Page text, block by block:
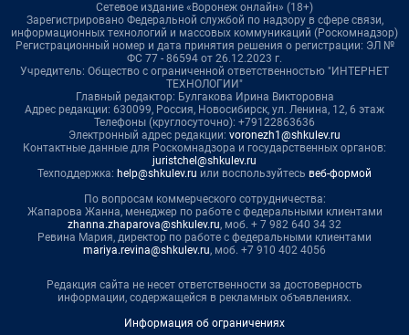
Сетевое издание «Воронеж онлайн» (18+)
Зарегистрировано Федеральной службой по надзору в сфере связи,
информационных технологий и массовых коммуникаций (Роскомнадзор)
Регистрационный номер и дата принятия решения о регистрации: ЭЛ №
ФС 77 - 86594 от 26.12.2023 г.
Учредитель: Общество с ограниченной ответственностью "ИНТЕРНЕТ
ТЕХНОЛОГИИ"
Главный редактор: Булгакова Ирина Викторовна
Адрес редакции: 630099, Россия, Новосибирск, ул. Ленина, 12, 6 этаж
Телефоны (круглосуточно): +79122863636
Электронный адрес редакции: voronezh1@shkulev.ru
Контактные данные для Роскомнадзора и государственных органов:
juristchel@shkulev.ru
Техподдержка: help@shkulev.ru или воспользуйтесь веб-формой
По вопросам коммерческого сотрудничества:
Жапарова Жанна, менеджер по работе с федеральными клиентами
zhanna.zhaparova@shkulev.ru, моб. + 7 982 640 34 32
Ревина Мария, директор по работе с федеральными клиентами
mariya.revina@shkulev.ru, моб. +7 910 402 4056
Редакция сайта не несет ответственности за достоверность
информации, содержащейся в рекламных объявлениях.
Информация об ограничениях